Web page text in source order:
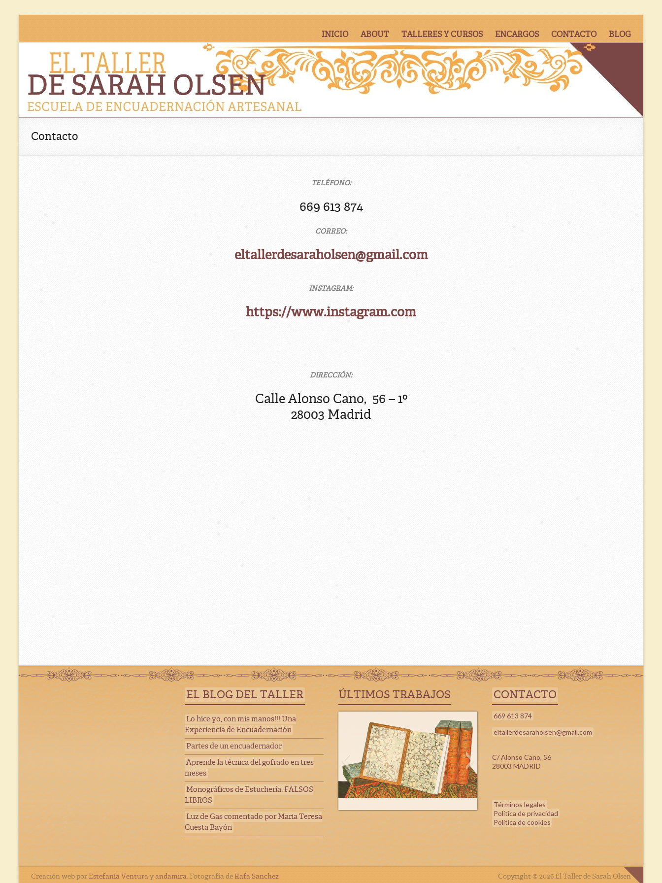
Taller
de
Sarah
Olsen
artesanal
INICIO ABOUT TALLERES Y CURSOS ENCARGOS CONTACTO BLOG
Contacto
TELÉFONO:
669 613 874
CORREO:
eltallerdesaraholsen@gmail.com
INSTAGRAM:
https://www.instagram.com
DIRECCIÓN:
Calle Alonso Cano, 56 – 1º
28003 Madrid
EL BLOG DEL TALLER
Lo hice yo, con mis manos!!! Una
Experiencia de Encuadernación
Partes de un encuadernador
Aprende la técnica del gofrado en tres
meses
Monográficos de Estuchería. FALSOS
LIBROS
Luz de Gas comentado por Maria Teresa
Cuesta Bayón
ÚLTIMOS TRABAJOS CONTACTO
669 613 874
eltallerdesaraholsen@gmail.com
C/ Alonso Cano, 56
28003 MADRID
Términos legales
Política de privacidad
Política de cookies
Creación web por Estefanía Venturayandamira. Fotografía de Rafa Sanchez Copyright © 2026 El Taller de Sarah Olsen